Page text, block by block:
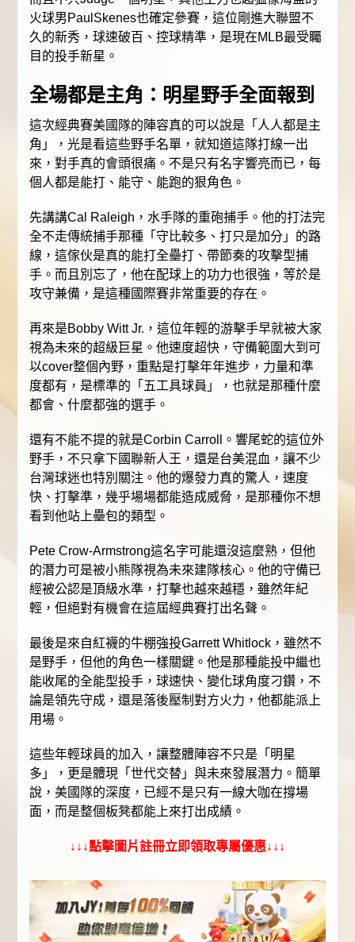
火球男PaulSkenes也確定參賽，這位剛進大聯盟不
久的新秀，球速破百、控球精準，是現在MLB最受矚
目的投手新星。
全場都是主角：明星野手全面報到
這次經典賽美國隊的陣容真的可以說是「人人都是主
角」，光是看這些野手名單，就知道這隊打線一出
來，對手真的會頭很痛。不是只有名字響亮而已，每
個人都是能打、能守、能跑的狠角色。
先講講Cal Raleigh，水手隊的重砲捕手。他的打法完
全不走傳統捕手那種「守比較多、打只是加分」的路
線，這傢伙是真的能打全壘打、帶節奏的攻擊型捕
手。而且別忘了，他在配球上的功力也很強，等於是
攻守兼備，是這種國際賽非常重要的存在。
再來是Bobby Witt Jr.，這位年輕的游擊手早就被大家
視為未來的超級巨星。他速度超快，守備範圍大到可
以cover整個內野，重點是打擊年年進步，力量和準
度都有，是標準的「五工具球員」，也就是那種什麼
都會、什麼都強的選手。
還有不能不提的就是Corbin Carroll。響尾蛇的這位外
野手，不只拿下國聯新人王，還是台美混血，讓不少
台灣球迷也特別關注。他的爆發力真的驚人，速度
快、打擊準，幾乎場場都能造成威脅，是那種你不想
看到他站上壘包的類型。
Pete Crow-Armstrong這名字可能還沒這麼熟，但他
的潛力可是被小熊隊視為未來建隊核心。他的守備已
經被公認是頂級水準，打擊也越來越穩，雖然年紀
輕，但絕對有機會在這屆經典賽打出名聲。
最後是來自紅襪的牛棚強投Garrett Whitlock，雖然不
是野手，但他的角色一樣關鍵。他是那種能投中繼也
能收尾的全能型投手，球速快、變化球角度刁鑽，不
論是領先守成，還是落後壓制對方火力，他都能派上
用場。
這些年輕球員的加入，讓整體陣容不只是「明星
多」，更是體現「世代交替」與未來發展潛力。簡單
說，美國隊的深度，已經不是只有一線大咖在撐場
面，而是整個板凳都能上來打出成績。
↓↓↓點擊圖片註冊立即領取專屬優惠↓↓↓